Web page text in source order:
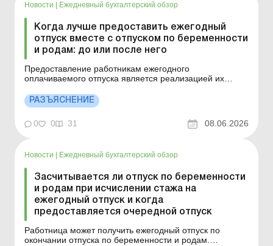
Новости Ежедневный бухгалтерский обзор
Когда лучше предоставить ежегодный
отпуск вместе с отпуском по беременности
и родам: до или после него
Предоставление работникам ежегодного
оплачиваемого отпуска является реализацией их
Украины. Больше по теме: Беременность работницы
за границей: действия работодателя Отпуск в связи с
беременностью и родами: оформление и перенос
Предо...
РАЗЪЯСНЕНИЕ
0 0 31 08.06.2026
Новости Ежедневный бухгалтерский обзор
Засчитывается ли отпуск по беременности
и родам при исчислении стажа на
ежегодный отпуск и когда
предоставляется очередной отпуск
Работница может получить ежегодный отпуск по
окончании отпуска по беременности и родам.